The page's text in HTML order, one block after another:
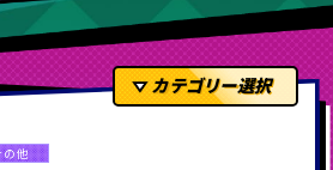
カテゴリー選択
の他